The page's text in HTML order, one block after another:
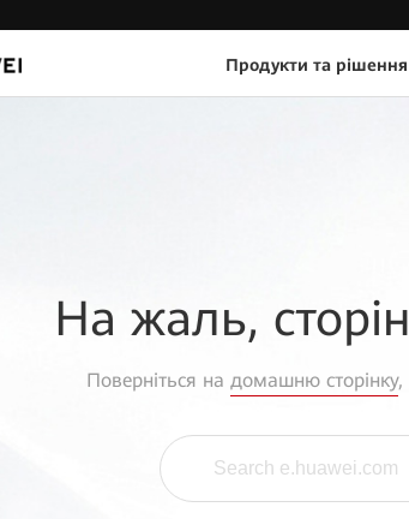
Продукти та рішення
На жаль,
Поверніться на домашню сторінку,